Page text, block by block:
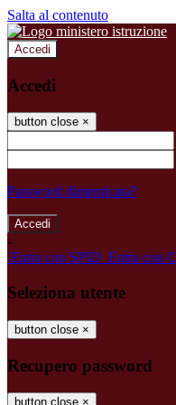
Salta al contenuto
Accedi
Accedi
button close ×
Password dimenticata?
-
Entra con SPID Entra con
Seleziona utente
button close ×
Recupero password
button close ×